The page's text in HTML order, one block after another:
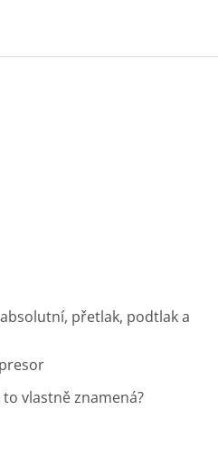
přetlak, podtlak a
vlastně znamená?